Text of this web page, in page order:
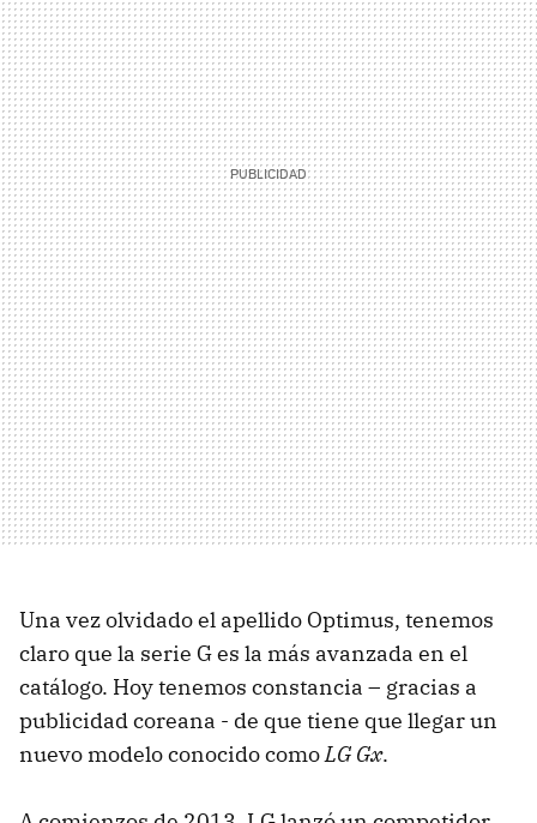
Una vez olvidado el apellido Optimus, tenemos
claro que la serie G es la más avanzada en el
catálogo. Hoy tenemos constancia – gracias a
publicidad coreana - de que tiene que llegar un
nuevo modelo conocido comoLG Gx.